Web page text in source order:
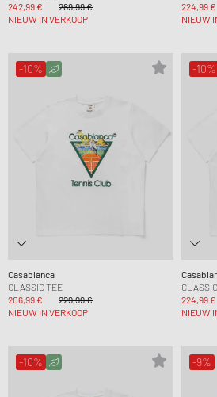
242,99 €
269,99 €
NIEUW IN VERKOOP
224,99 €
NIEUW
-10%
Casablanca
CLASSIC TEE
206,99 €
229,99 €
NIEUW IN VERKOOP
-10%
224,99 €
NIEUW
-10% -9%